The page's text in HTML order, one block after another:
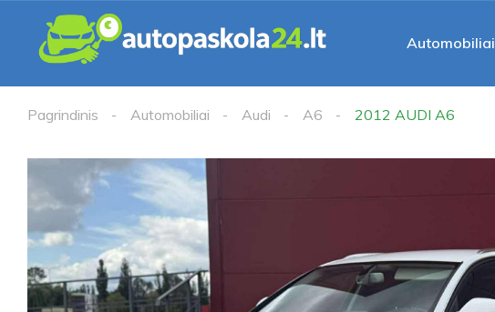
Automobiliai
Pagrindinis Automobiliai Audi A6 2012 AUDI A6